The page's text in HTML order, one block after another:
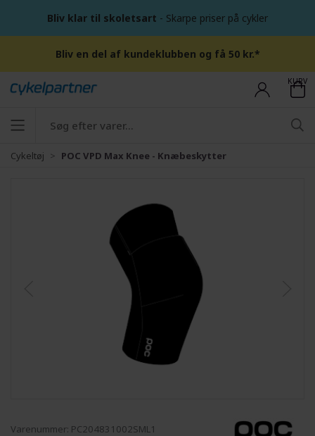
Bliv klar til skoletsart - Skarpe priser på cykler
Bliv en del af kundeklubben og få 50 kr.*
KURV
Cykeltøj POC VPD Max Knee - Knæbeskytter
Varenummer: PC204831002SML1